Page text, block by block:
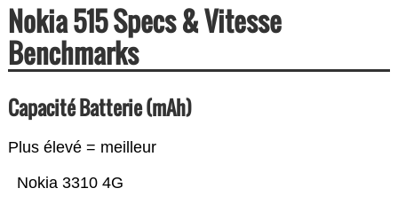
Nokia 515 Specs & Vitesse
Benchmarks
Capacité Batterie (mAh)
Plus élevé = meilleur
Nokia 3310 4G